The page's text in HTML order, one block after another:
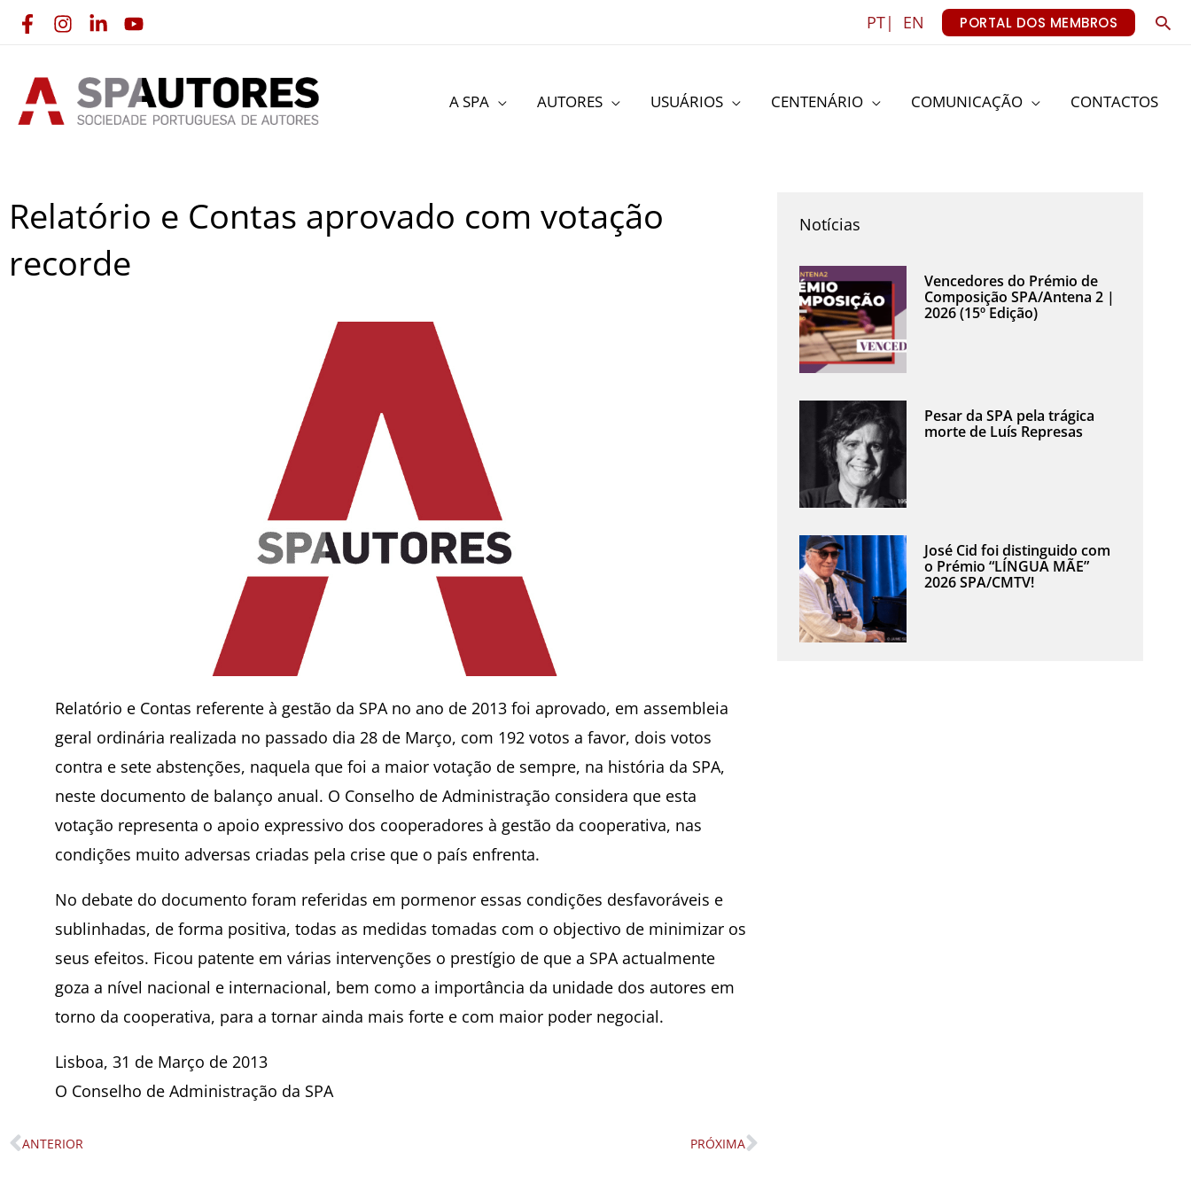
Skip
content
PT| EN PORTAL DOS MEMBROS
A SPA AUTORES USUÁRIOS CENTENÁRIO COMUNICAÇÃO CONTACTOS
Relatório e Contas aprovado com votação
recorde
Relatório e Contas referente à gestão da SPA no ano de 2013 foi aprovado, em assembleia
geral ordinária realizada no passado dia 28 de Março, com 192 votos a favor, dois votos
contra e sete abstenções, naquela que foi a maior votação de sempre, na história da SPA,
neste documento de balanço anual. O Conselho de Administração considera que esta
votação representa o apoio expressivo dos cooperadores à gestão da cooperativa, nas
condições muito adversas criadas pela crise que o país enfrenta.
No debate do documento foram referidas em pormenor essas condições desfavoráveis e
sublinhadas, de forma positiva, todas as medidas tomadas com o objectivo de minimizar os
seus efeitos. Ficou patente em várias intervenções o prestígio de que a SPA actualmente
goza a nível nacional e internacional, bem como a importância da unidade dos autores em
torno da cooperativa, para a tornar ainda mais forte e com maior poder negocial.
Lisboa, 31 de Março de 2013
O Conselho de Administração da SPA
Prev
ANTERIOR PRÓXIMANext
Notícias
Vencedores do Prémio de
Composição SPA/Antena 2 |
2026 (15º Edição)
Pesar da SPA pela trágica
morte de Luís Represas
José Cid foi distinguido com
o Prémio “LÍNGUA MÃE”
2026 SPA/CMTV!